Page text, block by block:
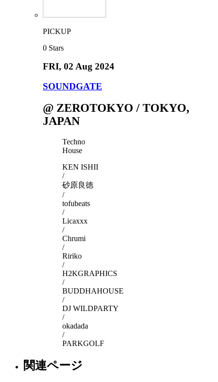
PICKUP
0 Stars
FRI, 02 Aug 2024
SOUNDGATE
@ ZEROTOKYO / TOKYO,
JAPAN
Techno
House
KEN ISHII
/
砂原良徳
/
tofubeats
/
Licaxxx
/
Chrumi
/
Ririko
/
H2KGRAPHICS
/
BUDDHAHOUSE
/
DJ WILDPARTY
/
okadada
/
PARKGOLF
関連ページ